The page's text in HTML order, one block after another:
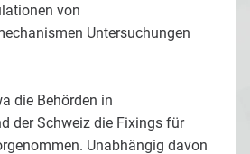
von
Untersuchungen
die Behörden in
der Schweiz die Fixings für
Unabhängig davon